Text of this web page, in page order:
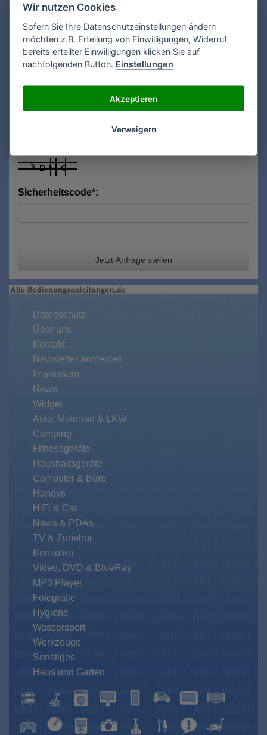
Vorname*:
Nachname*:
Sicherheitscode*:
Jetzt Anfrage stellen
Datenschutz
Über uns
Kontakt
Newsletter anmelden
Impressum
News
Widget
Auto, Motorrad & LKW
Camping
Fitnessgeräte
Haushaltsgeräte
Computer & Büro
Handys
HiFi & Car
Navis & PDAs
TV & Zubehör
Konsolen
Video, DVD & BlueRay
MP3 Player
Fotografie
Hygiene
Wassersport
Werkzeuge
Sonstiges
Haus und Garten
Wir nutzen Cookies
Sofern Sie Ihre Datenschutzeinstellungen ändern
möchten z.B. Erteilung von Einwilligungen, Widerruf
bereits erteilter Einwilligungen klicken Sie auf
nachfolgenden Button. Einstellungen
Akzeptieren
Verweigern